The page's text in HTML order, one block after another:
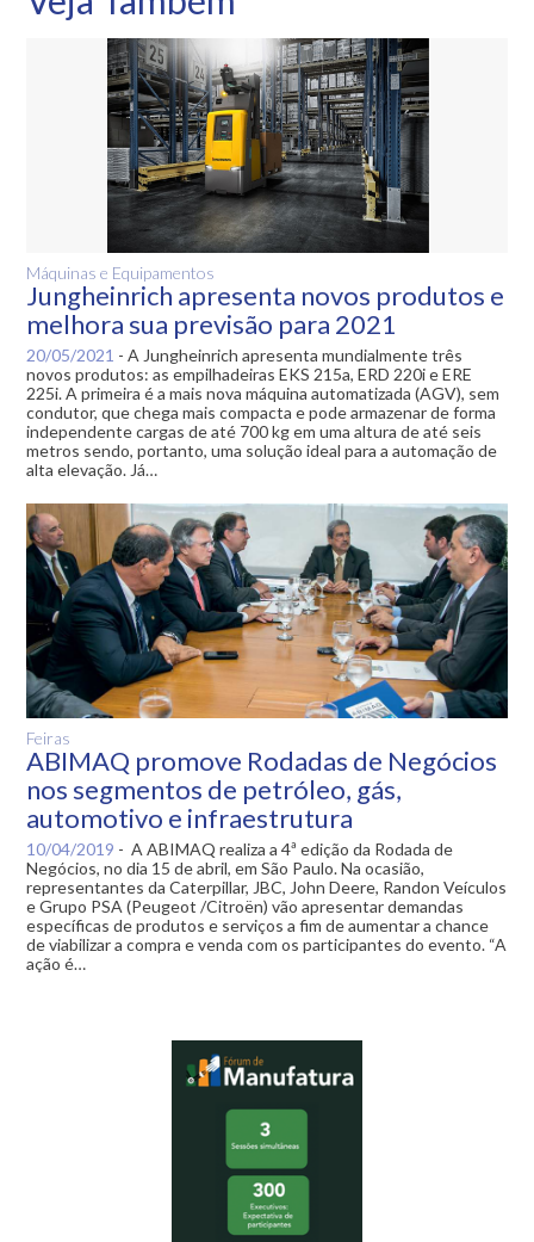
Máquinas e Equipamentos
Jungheinrich apresenta novos produtos e
melhora sua previsão para 2021
20/05/2021 -A Jungheinrich apresenta mundialmente três
novos produtos: as empilhadeiras EKS 215a, ERD 220i e ERE
225i. A primeira é a mais nova máquina automatizada (AGV), sem
condutor, que chega mais compacta e pode armazenar de forma
independente cargas de até 700 kg em uma altura de até seis
metros sendo, portanto, uma solução ideal para a automação de
alta elevação. Já…
Feiras
ABIMAQ promove Rodadas de Negócios
nos segmentos de petróleo, gás,
automotivo e infraestrutura
10/04/2019 - A ABIMAQ realiza a 4ª edição da Rodada de
Negócios, no dia 15 de abril, em São Paulo. Na ocasião,
representantes da Caterpillar, JBC, John Deere, Randon Veículos
e Grupo PSA (Peugeot /Citroën) vão apresentar demandas
específicas de produtos e serviços a fim de aumentar a chance
de viabilizar a compra e venda com os participantes do evento. “A
ação é…